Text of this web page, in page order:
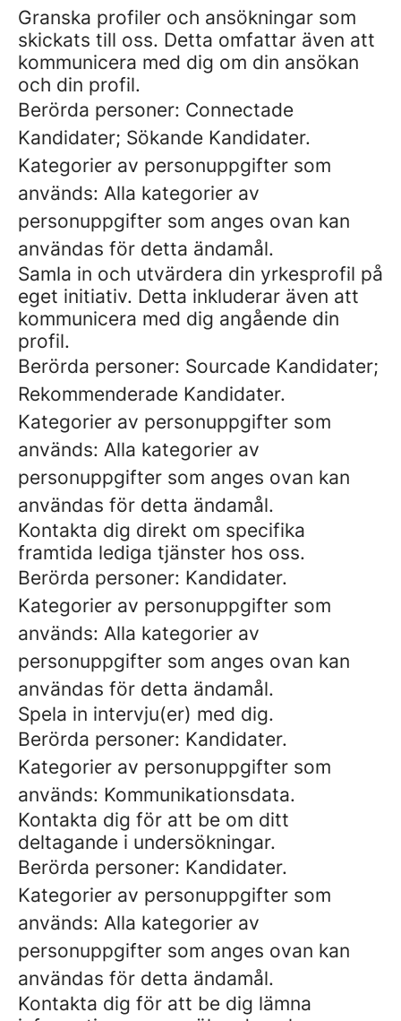
Granska profiler och ansökningar som
skickats till oss. Detta omfattar även att
kommunicera med dig om din ansökan
och din profil.
Berörda personer: Connectade
Kandidater; Sökande Kandidater.
Kategorier av personuppgifter som
används: Alla kategorier av
personuppgifter som anges ovan kan
användas för detta ändamål.
Samla in och utvärdera din yrkesprofil på
eget initiativ. Detta inkluderar även att
kommunicera med dig angående din
profil.
Berörda personer: Sourcade Kandidater;
Rekommenderade Kandidater.
Kategorier av personuppgifter som
används: Alla kategorier av
personuppgifter som anges ovan kan
användas för detta ändamål.
Kontakta dig direkt om specifika
framtida lediga tjänster hos oss.
Berörda personer: Kandidater.
Kategorier av personuppgifter som
används: Alla kategorier av
personuppgifter som anges ovan kan
användas för detta ändamål.
Spela in intervju(er) med dig.
Berörda personer: Kandidater.
Kategorier av personuppgifter som
används: Kommunikationsdata.
Kontakta dig för att be om ditt
deltagande i undersökningar.
Berörda personer: Kandidater.
Kategorier av personuppgifter som
används: Alla kategorier av
personuppgifter som anges ovan kan
användas för detta ändamål.
Kontakta dig för att be dig lämna